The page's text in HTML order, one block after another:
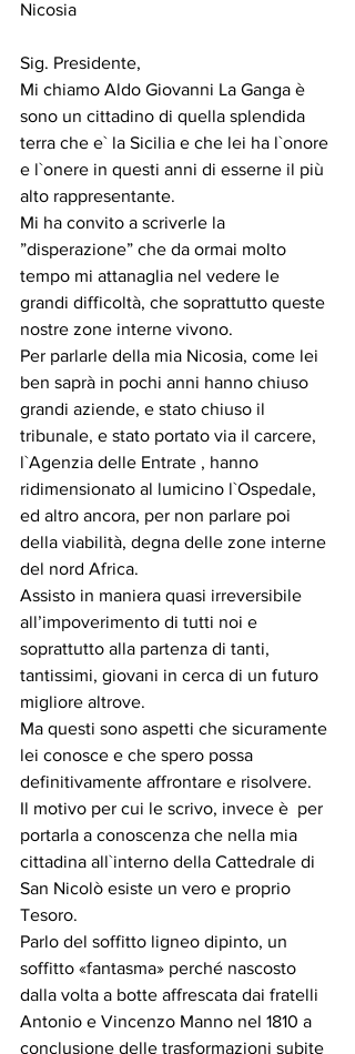
Nicosia
Sig. Presidente,
Mi chiamo Aldo Giovanni La Ganga è
sono un cittadino di quella splendida
terra che e` la Sicilia e che lei ha l`onore
e l`onere in questi anni di esserne il più
alto rappresentante.
Mi ha convito a scriverle la
”disperazione” che da ormai molto
tempo mi attanaglia nel vedere le
grandi difficoltà, che soprattutto queste
nostre zone interne vivono.
Per parlarle della mia Nicosia, come lei
ben saprà in pochi anni hanno chiuso
grandi aziende, e stato chiuso il
tribunale, e stato portato via il carcere,
l`Agenzia delle Entrate , hanno
ridimensionato al lumicino l`Ospedale,
ed altro ancora, per non parlare poi
della viabilità, degna delle zone interne
del nord Africa.
Assisto in maniera quasi irreversibile
all’impoverimento di tutti noi e
soprattutto alla partenza di tanti,
tantissimi, giovani in cerca di un futuro
migliore altrove.
Ma questi sono aspetti che sicuramente
lei conosce e che spero possa
definitivamente affrontare e risolvere.
Il motivo per cui le scrivo, invece è  per
portarla a conoscenza che nella mia
cittadina all`interno della Cattedrale di
San Nicolò esiste un vero e proprio
Tesoro.
Parlo del soffitto ligneo dipinto, un
soffitto «fantasma» perché nascosto
dalla volta a botte affrescata dai fratelli
Antonio e Vincenzo Manno nel 1810 a
conclusione delle trasformazioni subite